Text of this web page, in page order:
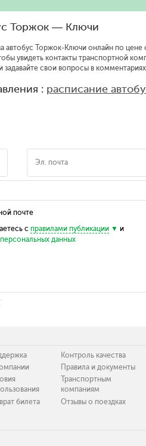
Торжок — Ключи
автобус Торжок-Ключи онлайн по цене
увидеть контакты транспортной
свои вопросы в
: расписание
почте
с правилами публикации
и
данных
билета
Контроль качества
Правила и документы
Транспортным
компаниям
Отзывы о поездках